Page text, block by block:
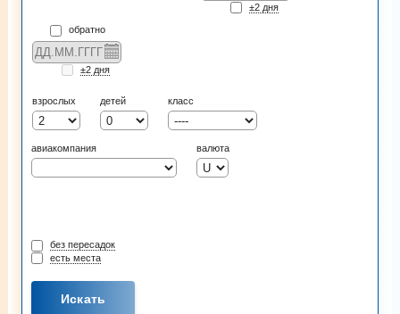
±2 дня
обратно
±2 дня
взрослых детей класс
авиакомпания валюта
без пересадок
есть места